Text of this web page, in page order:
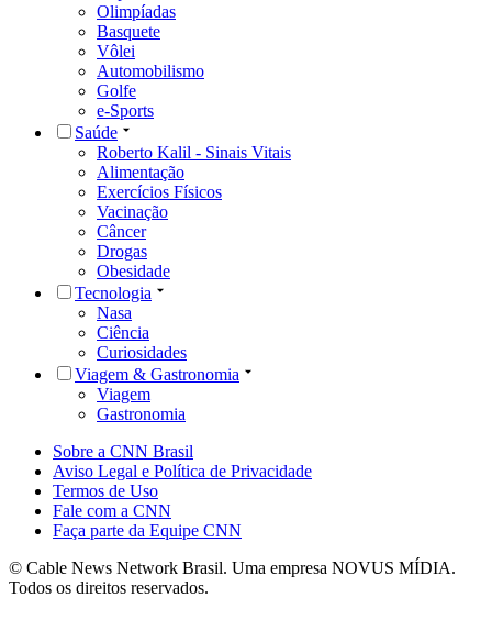
Olimpíadas
Basquete
Vôlei
Automobilismo
Golfe
e-Sports
Saúde
Roberto Kalil - Sinais Vitais
Alimentação
Exercícios Físicos
Vacinação
Câncer
Drogas
Obesidade
Tecnologia
Nasa
Ciência
Curiosidades
Viagem & Gastronomia
Viagem
Gastronomia
Sobre a CNN Brasil
Aviso Legal e Política de Privacidade
Termos de Uso
Fale com a CNN
Faça parte da Equipe CNN
© Cable News Network Brasil. Uma empresa NOVUS MÍDIA.
Todos os direitos reservados.